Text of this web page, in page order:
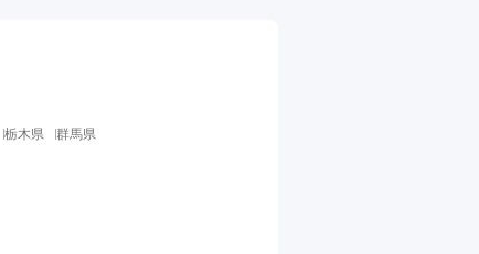
栃木県 群馬県